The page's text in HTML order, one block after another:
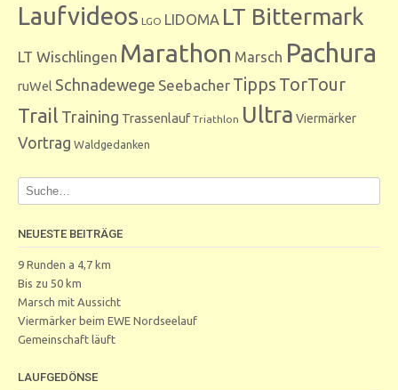
Laufvideos LGO LIDOMA LT Bittermark
LT Wischlingen Marathon Marsch Pachura
ruWel Schnadewege Seebacher Tipps TorTour
Trail Training Trassenlauf Triathlon Ultra Viermärker
Vortrag Waldgedanken
NEUESTE BEITRÄGE
9 Runden a 4,7 km
Bis zu 50 km
Marsch mit Aussicht
Viermärker beim EWE Nordseelauf
Gemeinschaft läuft
LAUFGEDÖNSE